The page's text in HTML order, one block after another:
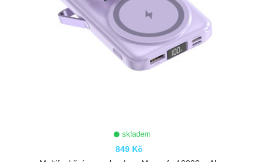
skladem
849 Kč